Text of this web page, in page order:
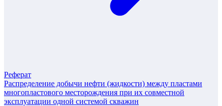
Реферат
Распределение добычи нефти (жидкости) между пластами
многопластового месторождения при их совместной
эксплуатации одной системой скважин